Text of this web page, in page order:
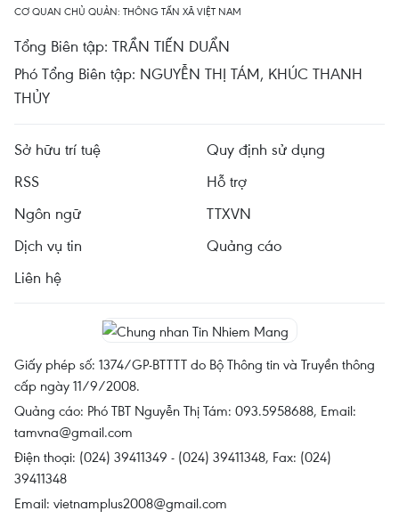
CƠ QUAN CHỦ QUẢN: THÔNG TẤN XÃ VIỆT NAM
Tổng Biên tập: TRẦN TIẾN DUẨN
Phó Tổng Biên tập: NGUYỄN THỊ TÁM, KHÚC THANH
THỦY
Sở hữu trí tuệ
Quy định sử dụng
RSS
Hỗ trợ
Ngôn ngữ
TTXVN
Dịch vụ tin
Quảng cáo
Liên hệ
Giấy phép số: 1374/GP-BTTTT do Bộ Thông tin và Truyền thông
cấp ngày 11/9/2008.
Quảng cáo: Phó TBT Nguyễn Thị Tám: 093.5958688, Email:
tamvna@gmail.com
Điện thoại: (024) 39411349 - (024) 39411348, Fax: (024)
39411348
Email: vietnamplus2008@gmail.com